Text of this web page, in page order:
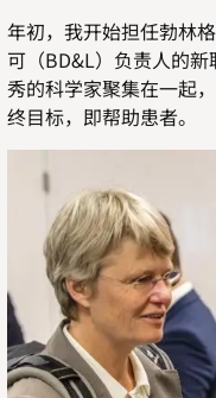
年初，我开始担任勃林
可（BD&L）负责人的
秀的科学家聚集在一起
终目标，即帮助患者。